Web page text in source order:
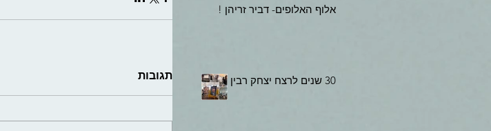
תגובות
אלוף האלופים- דביר זריהן !
30 שנים לרצח יצחק רבין